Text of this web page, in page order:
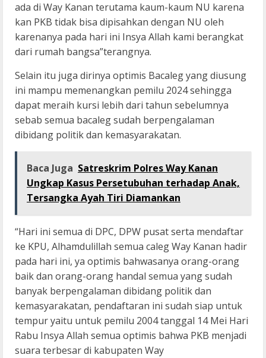
ada di Way Kanan terutama kaum-kaum NU karena
kan PKB tidak bisa dipisahkan dengan NU oleh
karenanya pada hari ini Insya Allah kami berangkat
dari rumah bangsa”terangnya.
Selain itu juga dirinya optimis Bacaleg yang diusung
ini mampu memenangkan pemilu 2024 sehingga
dapat meraih kursi lebih dari tahun sebelumnya
sebab semua bacaleg sudah berpengalaman
dibidang politik dan kemasyarakatan.
Baca Juga Satreskrim Polres Way Kanan
Ungkap Kasus Persetubuhan terhadap Anak,
Tersangka Ayah Tiri Diamankan
“Hari ini semua di DPC, DPW pusat serta mendaftar
ke KPU, Alhamdulillah semua caleg Way Kanan hadir
pada hari ini, ya optimis bahwasanya orang-orang
baik dan orang-orang handal semua yang sudah
banyak berpengalaman dibidang politik dan
kemasyarakatan, pendaftaran ini sudah siap untuk
tempur yaitu untuk pemilu 2004 tanggal 14 Mei Hari
Rabu Insya Allah semua optimis bahwa PKB menjadi
suara terbesar di kabupaten Way